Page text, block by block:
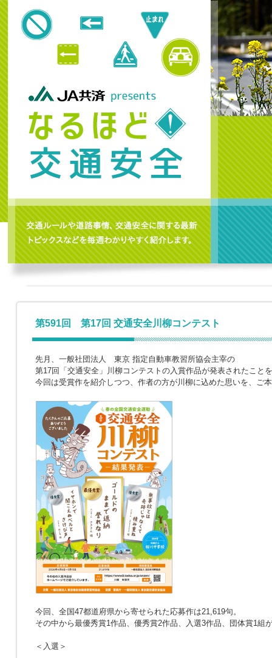
第591回 第17回 交通安全川柳コンテスト
先月、一般社団法人 東京 指定自動車教習所協会主宰の
第17回「交通安全」川柳コンテストの入賞作品が発表されたこと
今回は受賞作を紹介しつつ、作者の方が川柳に込めた思いを、ご
今回、全国47都道府県から寄せられた応募作は21,619句。
その中から最優秀賞1作品、優秀賞2作品、入選3作品、団体賞1組
＜入選＞